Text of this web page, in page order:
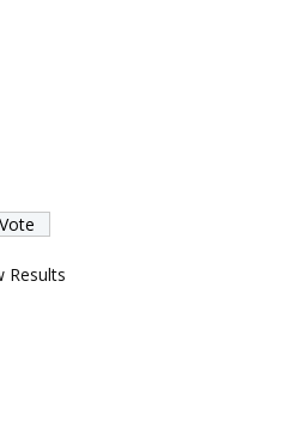
Results